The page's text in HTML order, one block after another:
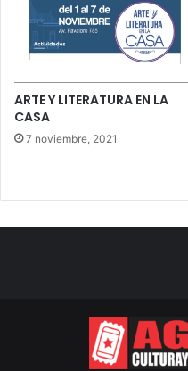
ARTE Y LITERATURA EN LA
CASA
7 noviembre, 2021